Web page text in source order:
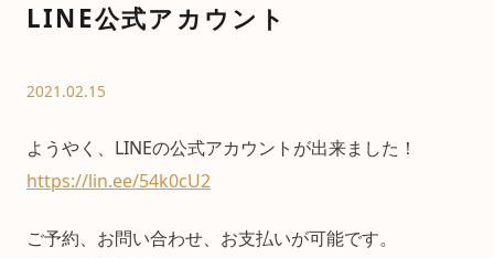
LINE公式アカウント
2021.02.15
ようやく、LINEの公式アカウントが出来ました！
https://lin.ee/54k0cU2
ご予約、お問い合わせ、お支払いが可能です。